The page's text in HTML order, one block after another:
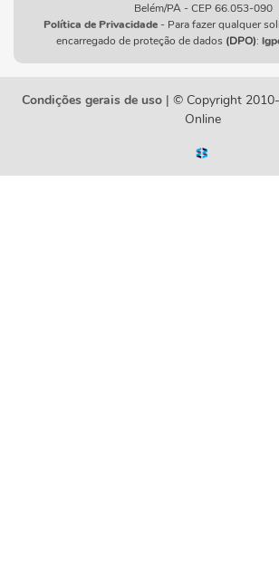
Belém/PA - CEP 66.053-090
Política de Privacidade - Para fazer qualquer
encarregado de proteção de dados (DPO):
Condições gerais de uso | © Copyright
Online